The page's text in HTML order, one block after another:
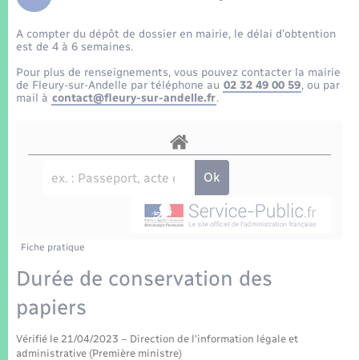
Etat-civil - Papiers - Citoyenneté
Mariage – PACS
Parrainage civil
Logement - Urbanisme
Nouvel habitant
Organisation d’événement
Sécurité - Prévention
Transports scolaires
Travaux - Autorisation d’occupation de l’espace
public
Compétences
Plan interactif
La Communauté de communes
A compter du dépôt de dossier en mairie, le délai d’obtention
est de 4 à 6 semaines.
Pour plus de renseignements, vous pouvez contacter la mairie
de Fleury-sur-Andelle par téléphone au 02 32 49 00 59, ou par
mail à contact@fleury-sur-andelle.fr.
Fiche pratique
Durée de conservation des
papiers
Vérifié le 21/04/2023 – Direction de l'information légale et
administrative (Première ministre)